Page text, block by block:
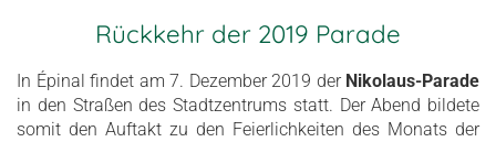
Rückkehr der 2019 Parade
In Épinal findet am 7. Dezember 2019 der Nikolaus-Parade
in den Straßen des Stadtzentrums statt. Der Abend bildete
somit den Auftakt zu den Feierlichkeiten des Monats der